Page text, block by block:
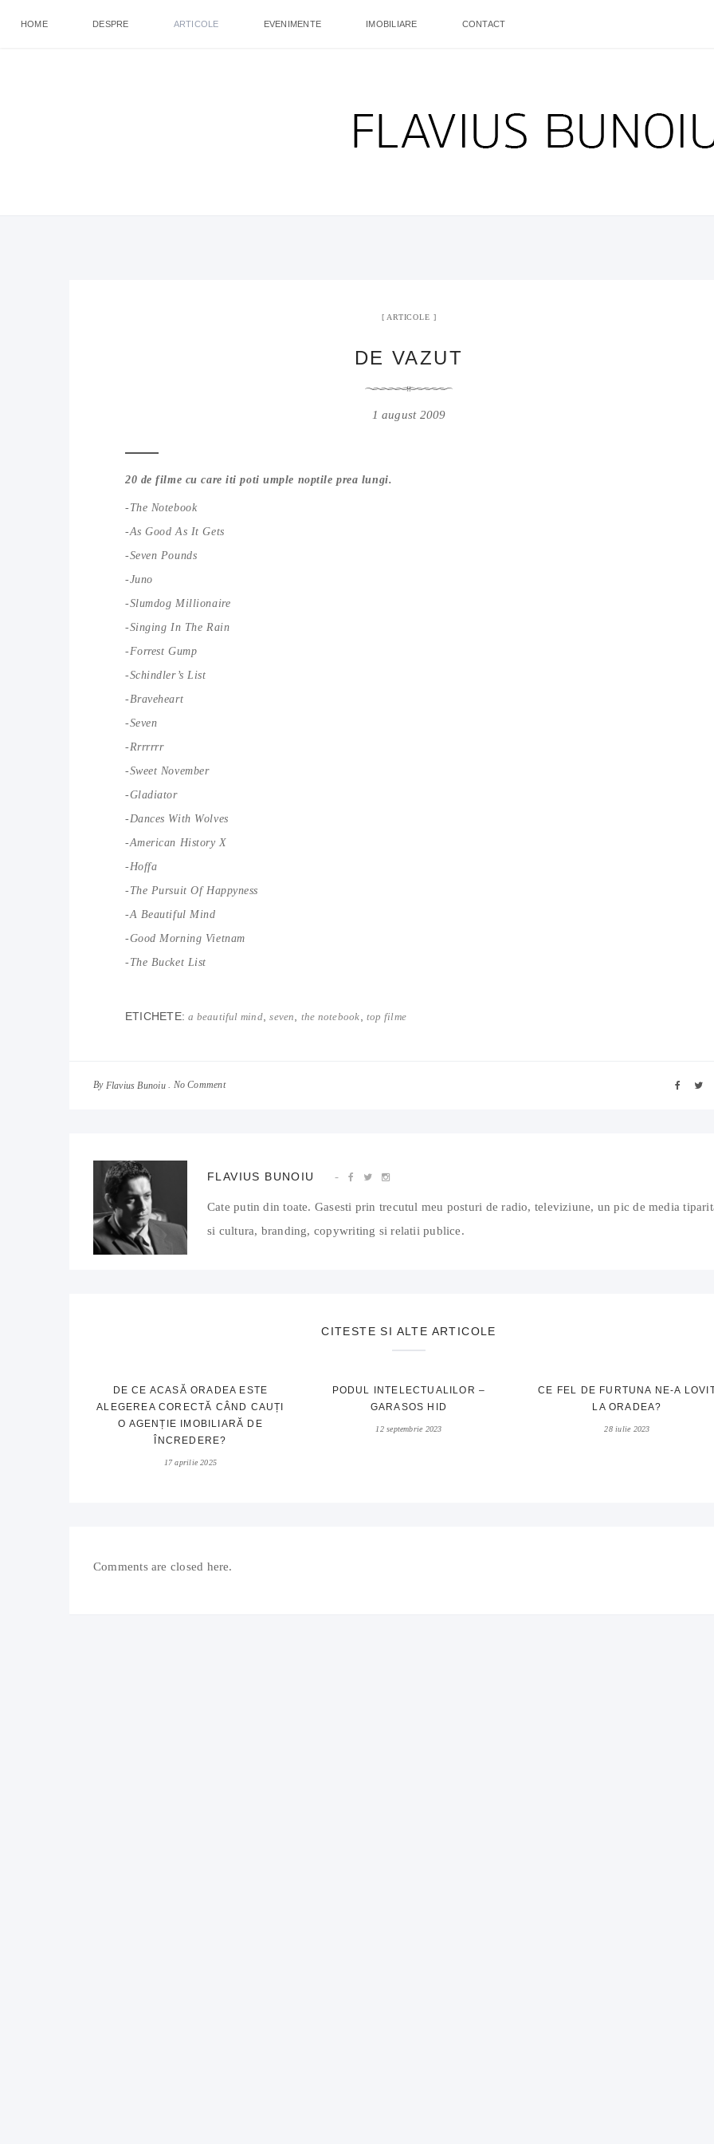
HOME DESPRE ARTICOLE EVENIMENTE IMOBILIARE CONTACT
ARTICOLE
DE VAZUT
1 august 2009
20 de filme cu care iti poti umple noptile prea lungi.
-The Notebook
-As Good As It Gets
-Seven Pounds
-Juno
-Slumdog Millionaire
-Singing In The Rain
-Forrest Gump
-Schindler’s List
-Braveheart
-Seven
-Rrrrrrr
-Sweet November
-Gladiator
-Dances With Wolves
-American History X
-Hoffa
-The Pursuit Of Happyness
-A Beautiful Mind
-Good Morning Vietnam
-The Bucket List
ETICHETE:a beautiful mind,seven the notebook ,top filme
By Flavius Bunoiu No Comment
FLAVIUS BUNOIU
Cate putin din toate. Gasesti prin trecutul meu posturi de radio, televiziune, un pic de media
si cultura, branding, copywriting si relatii publice.
CITESTE SI ALTE ARTICOLE
DE CE ACASĂ ORADEA ESTE
ALEGEREA CORECTĂ CÂND CAUȚI
O AGENȚIE IMOBILIARĂ DE
ÎNCREDERE?
17 aprilie 2025
PODUL INTELECTUALILOR –
GARASOS HID
12 septembrie 2023
CE FEL DE FURTUNA NE-A
LA ORADEA?
28 iulie 2023
Comments are closed here.